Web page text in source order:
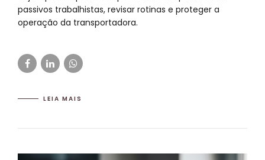
passivos trabalhistas, revisar rotinas e proteger a
operação da transportadora.
LEIA MAIS